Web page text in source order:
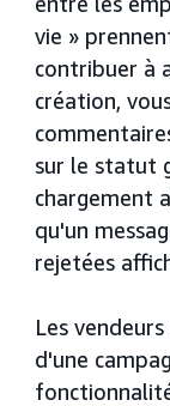
vie »
contribuer à
création,
sur le statut
chargement
qu'un
rejetées
Les
d'une